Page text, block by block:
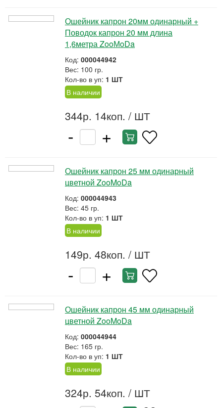
Ошейник капрон 20мм одинарный +
Поводок капрон 20 мм длина
1,6метра ZooМoDa
Код: 000044942
Вес: 100 гр.
Кол-во в уп: 1 ШТ
В наличии
344р. 14коп. / ШТ
- +
Ошейник капрон 25 мм одинарный
цветной ZooMoDa
Код: 000044943
Вес: 45 гр.
Кол-во в уп: 1 ШТ
В наличии
149р. 48коп. / ШТ
- +
Ошейник капрон 45 мм одинарный
цветной ZooMoDa
Код: 000044944
Вес: 165 гр.
Кол-во в уп: 1 ШТ
В наличии
324р. 54коп. / ШТ